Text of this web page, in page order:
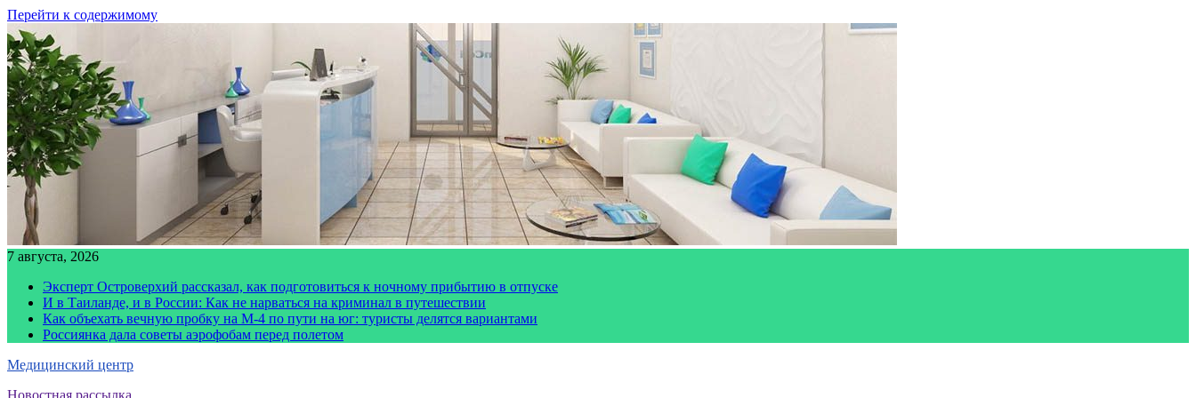
Перейти к содержимому
7 августа, 2026
Эксперт Островерхий рассказал, как подготовиться к ночному прибытию в отпуске
И в Таиланде, и в России: Как не нарваться на криминал в путешествии
Как объехать вечную пробку на М-4 по пути на юг: туристы делятся вариантами
Россиянка дала советы аэрофобам перед полетом
Медицинский центр
Новостная рассылка